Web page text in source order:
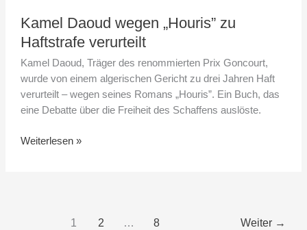
Kamel Daoud wegen „Houris” zu
Haftstrafe verurteilt
Kamel Daoud, Träger des renommierten Prix Goncourt,
wurde von einem algerischen Gericht zu drei Jahren Haft
verurteilt – wegen seines Romans „Houris”. Ein Buch, das
eine Debatte über die Freiheit des Schaffens auslöste.
Weiterlesen »
1 2 … 8 Weiter →